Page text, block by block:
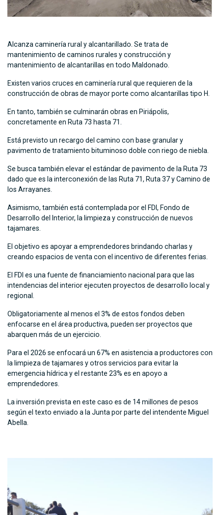
Alcanza caminería rural y alcantarillado. Se trata de
mantenimiento de caminos rurales y construcción y
mantenimiento de alcantarillas en todo Maldonado.
Existen varios cruces en caminería rural que requieren de la
construcción de obras de mayor porte como alcantarillas tipo H.
En tanto, también se culminarán obras en Piriápolis,
concretamente en Ruta 73 hasta 71.
Está previsto un recargo del camino con base granular y
pavimento de tratamiento bituminoso doble con riego de niebla.
Se busca también elevar el estándar de pavimento de la Ruta 73
dado que es la interconexión de las Ruta 71, Ruta 37 y Camino de
los Arrayanes.
Asimismo, también está contemplada por el FDI, Fondo de
Desarrollo del Interior, la limpieza y construcción de nuevos
tajamares.
El objetivo es apoyar a emprendedores brindando charlas y
creando espacios de venta con el incentivo de diferentes ferias.
El FDI es una fuente de financiamiento nacional para que las
intendencias del interior ejecuten proyectos de desarrollo local y
regional.
Obligatoriamente al menos el 3% de estos fondos deben
enfocarse en el área productiva, pueden ser proyectos que
abarquen más de un ejercicio.
Para el 2026 se enfocará un 67% en asistencia a productores con
la limpieza de tajamares y otros servicios para evitar la
emergencia hídrica y el restante 23% es en apoyo a
emprendedores.
La inversión prevista en este caso es de 14 millones de pesos
según el texto enviado a la Junta por parte del intendente Miguel
Abella.